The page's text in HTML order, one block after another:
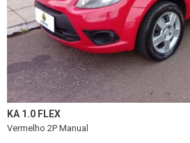
KA 1.0 FLEX
Vermelho 2P Manual